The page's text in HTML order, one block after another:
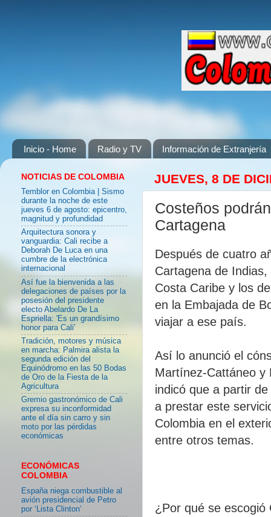
Inicio - Home Radio y TV Información de Extranjería
JUEVES, 8 DE
Costeños
Cartagena
Después de cuatro
Cartagena de
Costa Caribe y los
en la Embajada de
viajar a ese país.
Así lo anunció el
Martínez-Cattáneo y
indicó que a partir
a prestar este
Colombia en el
entre otros temas.
¿Por qué se escogió
NOTICIAS DE COLOMBIA
Temblor en Colombia | Sismo
durante la noche de este
jueves 6 de agosto: epicentro,
magnitud y profundidad
Arquitectura sonora y
vanguardia: Cali recibe a
Deborah De Luca en una
cumbre de la electrónica
internacional
Así fue la bienvenida a las
delegaciones de países por la
posesión del presidente
electo Abelardo De La
Espriella: 'Es un grandísimo
honor para Cali'
Tradición, motores y música
en marcha: Palmira alista la
segunda edición del
Equinódromo en las 50 Bodas
de Oro de la Fiesta de la
Agricultura
Gremio gastronómico de Cali
expresa su inconformidad
ante el día sin carro y sin
moto por las pérdidas
económicas
ECONÓMICAS
COLOMBIA
España niega combustible al
avión presidencial de Petro
por ‘Lista Clinton’